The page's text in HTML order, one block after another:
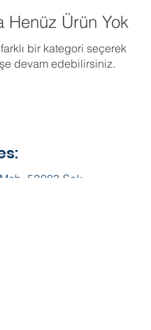
Henüz Ürün Yok
bir kategori seçerek
devam edebilirsiniz.
52083 Sok.